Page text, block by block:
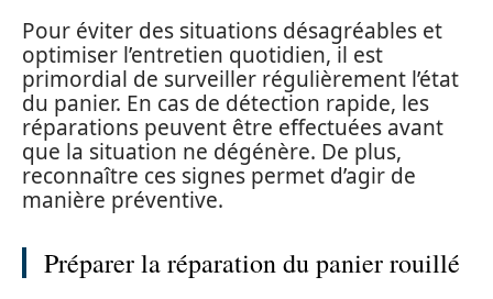
Pour éviter des situations désagréables et
optimiser l’entretien quotidien, il est
primordial de surveiller régulièrement l’état
du panier. En cas de détection rapide, les
réparations peuvent être effectuées avant
que la situation ne dégénère. De plus,
reconnaître ces signes permet d’agir de
manière préventive.
Préparer la réparation du panier rouillé